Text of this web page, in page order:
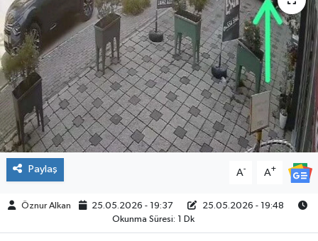
Paylaş A- A+
Öznur Alkan 25.05.2026 - 19:37
25.05.2026 - 19:48
Okunma Süresi: 1 Dk
SPOR